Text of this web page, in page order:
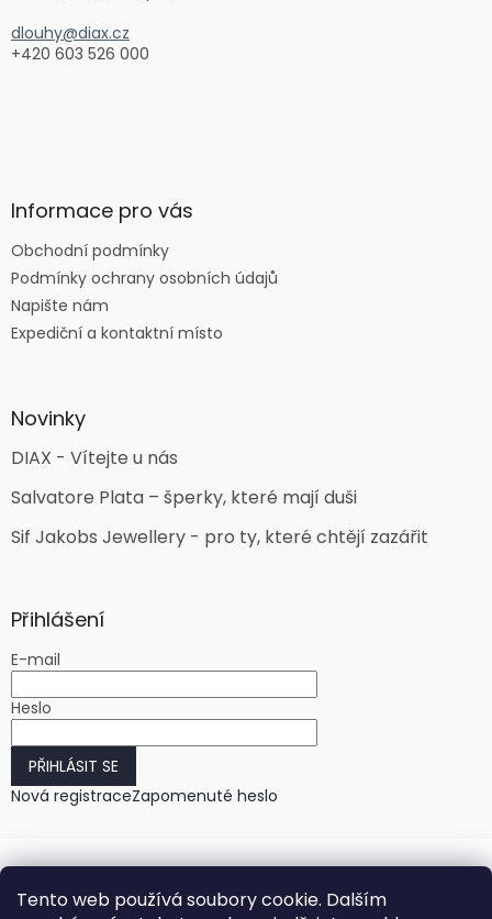
Tento web používá soubory cookie. Dalším
dlouhy@diax.cz
+420 603 526 000
Informace pro vás
Obchodní podmínky
Podmínky ochrany osobních údajů
Napište nám
Expediční a kontaktní místo
Novinky
DIAX - Vítejte u nás
Salvatore Plata – šperky, které mají duši
Sif Jakobs Jewellery - pro ty, které chtějí zazářit
Přihlášení
E-mail
Heslo
PŘIHLÁSIT SE
Nová registraceZapomenuté heslo